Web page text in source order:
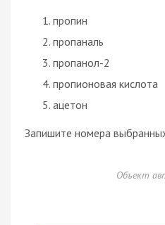
пропин
пропаналь
пропанол-2
пропионовая кислота
ацетон
Запишите номера
Объект